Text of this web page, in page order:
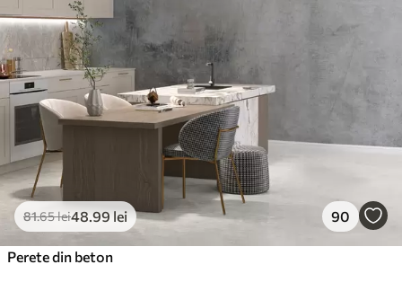
81.65lei48 .99 lei 90
Perete din beton